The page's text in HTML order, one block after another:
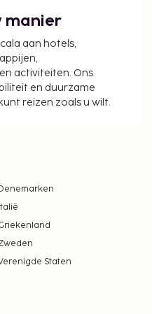
manier
aan hotels,
activiteiten. Ons
en duurzame
reizen zoals u wilt.
Staten